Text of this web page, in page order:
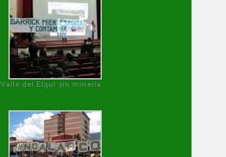
Valle del Elqui sin minería.